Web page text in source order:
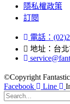
隱私權政策
訂閱
電話：
地址：台
©Copyright
Facebook
Line